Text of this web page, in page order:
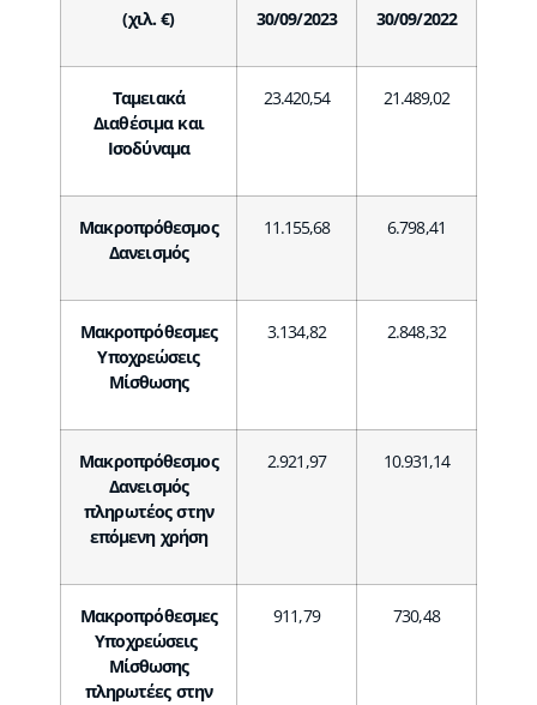
(χιλ. €)
30/09/2023
30/09/2022
Ταμειακά
Διαθέσιμα και
Ισοδύναμα
23.420,54 21.489,02
Μακροπρόθεσμος
Δανεισμός
11.155,68 6.798,41
Μακροπρόθεσμες
Υποχρεώσεις
Μίσθωσης
3.134,82 2.848,32
Μακροπρόθεσμος
Δανεισμός
πληρωτέος στην
επόμενη χρήση
2.921,97 10.931,14
Μακροπρόθεσμες
Υποχρεώσεις
Μίσθωσης
πληρωτέες στην
911,79 730,48